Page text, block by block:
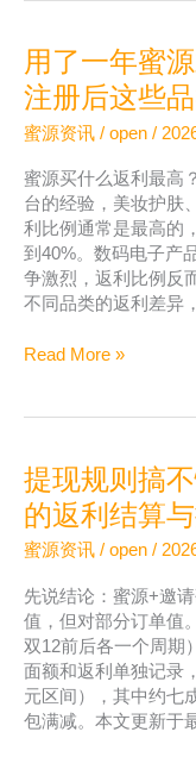
and
Value
for
INFJ
用了一年蜜
注册后这些
蜜源资讯 / open /
蜜源买什么返利最高
台的经验，美妆护肤
利比例通常是最高的
到40%。数码电子产
争激烈，返利比例反
不同品类的返利差异
用
源
才
知
道：
请
码
999333
注
册
后
Read More »
提现规则搞
的返利结算
蜜源资讯 / open /
先说结论：蜜源+邀
值，但对部分订单值
双12前后各一个周期
面额和返利单独记录
元区间），其中约七
包满减。本文更新于